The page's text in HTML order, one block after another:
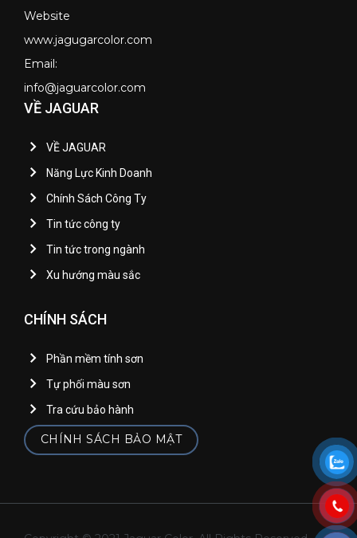
Website
www.jagugarcolor.com
Email:
info@jaguarcolor.com
VỀ JAGUAR
VỀ JAGUAR
Năng Lực Kinh Doanh
Chính Sách Công Ty
Tin tức công ty
Tin tức trong ngành
Xu hướng màu sắc
CHÍNH SÁCH
Phần mềm tính sơn
Tự phối màu sơn
Tra cứu bảo hành
CHÍNH SÁCH BẢO MẬT